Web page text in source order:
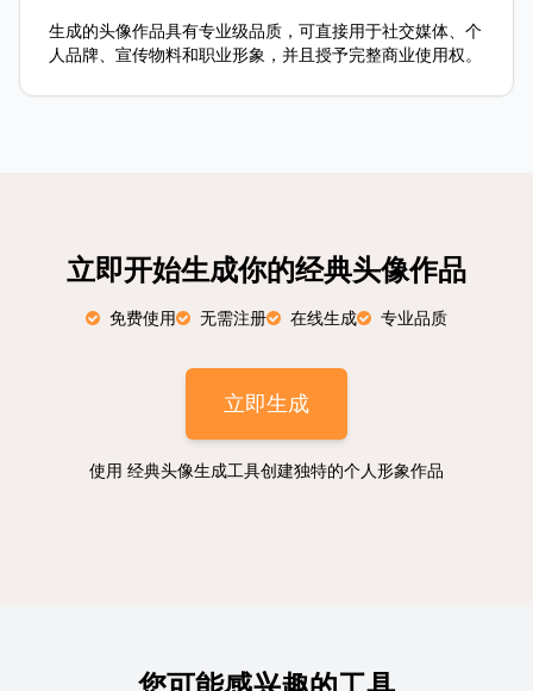
生成的头像作品具有专业级品质，可直接用于社交媒体、个
人品牌、宣传物料和职业形象，并且授予完整商业使用权。
立即开始生成你的经典头像作品
免费使用 无需注册 在线生成 专业品质
立即生成
使用 经典头像生成工具创建独特的个人形象作品